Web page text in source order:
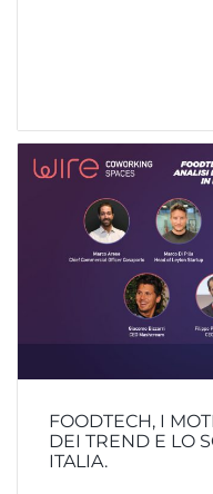
FOODTECH, I
DEI TREND E LO
ITALIA.